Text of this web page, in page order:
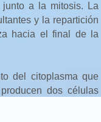
a la mitosis. La
y la repartición
hacia el final de la
del citoplasma que
dos células